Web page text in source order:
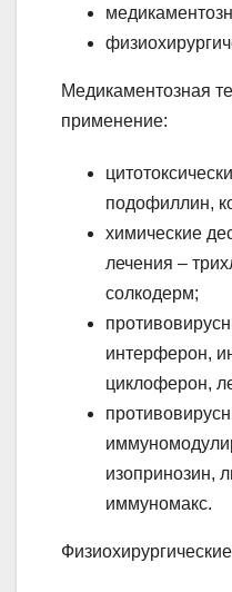
Медикаментозная
применение:
подофиллин,
химические
лечения –
солкодерм;
интерферон,
циклоферон,
изопринозин,
иммуномакс.